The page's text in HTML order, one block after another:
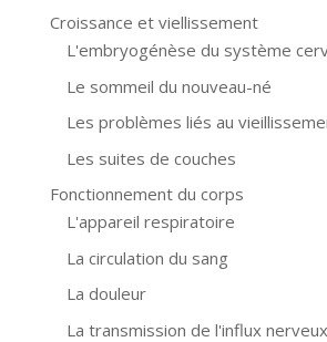
Croissance et viellissement
L'embryogénèse du système
Le sommeil du nouveau-né
Les problèmes liés au
Les suites de couches
Fonctionnement du corps
L'appareil respiratoire
La circulation du sang
La douleur
La transmission de l'influx nerveux